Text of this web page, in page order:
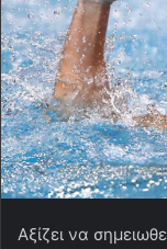
Αξίζει να